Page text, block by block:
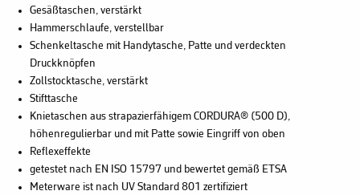
Gesäßtaschen, verstärkt
Hammerschlaufe, verstellbar
Schenkeltasche mit Handytasche, Patte und verdeckten
Druckknöpfen
Zollstocktasche, verstärkt
Stifttasche
Knietaschen aus strapazierfähigem CORDURA® (500 D),
höhenregulierbar und mit Patte sowie Eingriff von oben
Reflexeffekte
getestet nach EN ISO 15797 und bewertet gemäß ETSA
Meterware ist nach UV Standard 801 zertifiziert